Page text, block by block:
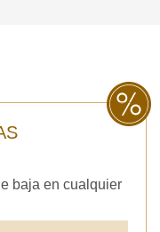
baja en cualquier